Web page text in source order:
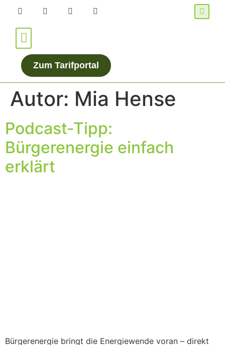
Zum Tarifportal
Autor: Mia Hense
Podcast-Tipp:
Bürgerenergie einfach
erklärt
Bürgerenergie bringt die Energiewende voran – direkt